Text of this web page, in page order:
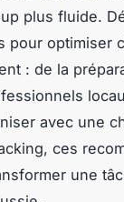
plus fluide.
pour optimiser
: de la
avec une
ces
une